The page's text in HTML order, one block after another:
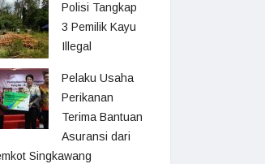
Polisi Tangkap
3 Pemilik Kayu
Illegal
Pelaku Usaha
Perikanan
Terima Bantuan
Asuransi dari
Singkawang